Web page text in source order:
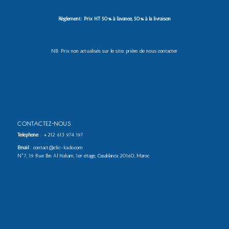
Règlement: Prix HT 50% à l’avance, 50% à la livraison
NB: Prix non actualisés sur le site. prière de nous contacter
CONTACTEZ-NOUS
Téléphone: +212 613 974 197
Email: contact@clic-kado.com
N°7, 19 Rue Ibn Al Hakam, 1er étage, Casablanca 20160, Maroc